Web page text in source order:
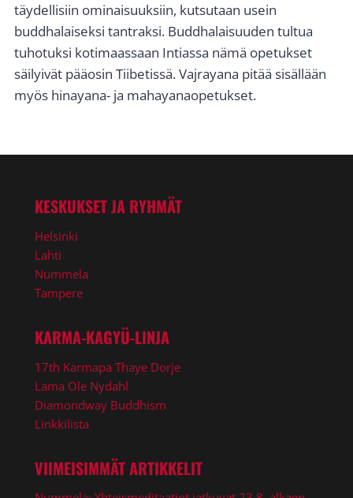
täydellisiin ominaisuuksiin, kutsutaan usein
buddhalaiseksi tantraksi. Buddhalaisuuden tultua
tuhotuksi kotimaassaan Intiassa nämä opetukset
säilyivät pääosin Tiibetissä. Vajrayana pitää sisällään
myös hinayana- ja mahayanaopetukset.
KESKUKSET JA RYHMÄT
Helsinki
Lahti
Nummela
Tampere
KARMA-KAGYÜ-LINJA
17th Karmapa Thaye Dorje
Lama Ole Nydahl
Diamondway Buddhism
Linkkilista
VIIMEISIMMÄT ARTIKKELIT